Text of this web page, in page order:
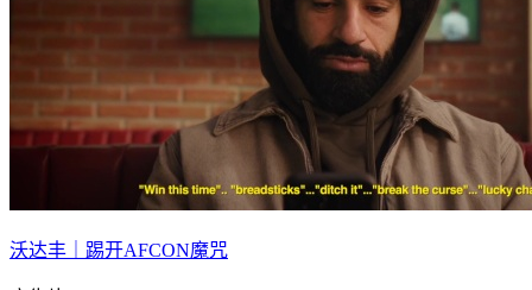
沃达丰｜踢开AFCON魔咒